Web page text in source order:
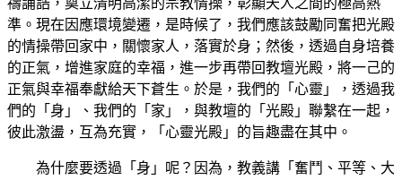
準。現在因應環境變遷，是時候了，我們應該鼓勵同奮把光殿
的情操帶回家中，關懷家人，落實於身；然後，透過自身培養
的正氣，增進家庭的幸福，進一步再帶回教壇光殿，將一己的
正氣與幸福奉獻給天下蒼生。於是，我們的「心靈」，透過我
們的「身」、我們的「家」，與教壇的「光殿」聯繫在一起，
彼此激盪，互為充實，「心靈光殿」的旨趣盡在其中。
為什麼要透過「身」呢？因為，教義講「奮鬥、平等、大